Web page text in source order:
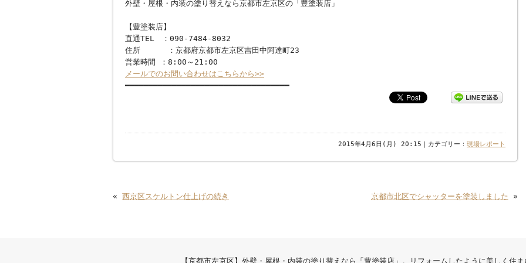
外壁・屋根・内装の塗り替えなら京都市左京区の「豊塗装店」
【豊塗装店】
直通TEL ：090-7484-8032
住所 ：京都府京都市左京区吉田中阿達町23
営業時間 ：8:00～21:00
メールでのお問い合わせはこちらから>>
━━━━━━━━━━━━━━━━━━━━━━━━━━━━━━━━━━━
2015年4月6日(月) 20:15｜カテゴリー： 現場レポート
« 西京区スケルトン仕上げの続き 京都市北区でシャッターを塗装しました »
【京都市左京区】外壁・屋根・内装の塗り替えなら「豊塗装店」。リフォームしたように美しく住ま